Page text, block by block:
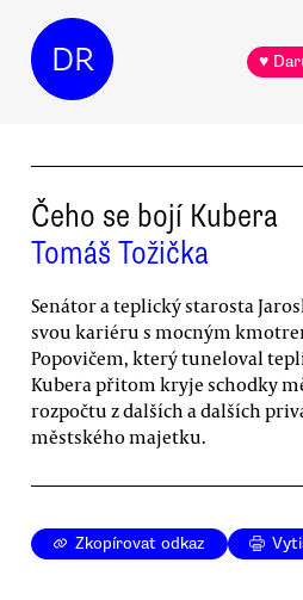
DR ♥
Čeho se bojí Kubera
Tomáš Tožička
Senátor a teplický starosta
svou kariéru s mocným
Popovičem, který tuneloval
Kubera přitom kryje schodky
rozpočtu z dalších a dalších
městského majetku.
Zkopírovat odkaz